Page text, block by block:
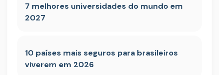
7 melhores universidades do mundo em
2027
10 países mais seguros para brasileiros
viverem em 2026